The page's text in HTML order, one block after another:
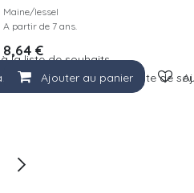
la liste de souhaits
Ajouter à la liste de
Maine/Iessel
A partir de 7 ans.
8,64€
Ajouter au panier